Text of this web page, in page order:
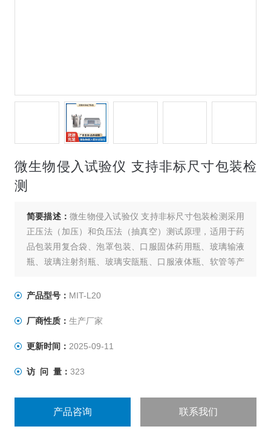
微生物侵入试验仪 支持非标尺寸包装检
测
简要描述：微生物侵入试验仪 支持非标尺寸包装检测采用
正压法（加压）和负压法（抽真空）测试原理，适用于药
品包装用复合袋、泡罩包装、口服固体药用瓶、玻璃输液
瓶、玻璃注射剂瓶、玻璃安瓿瓶、口服液体瓶、软管等产
产品型号： MIT-L20
厂商性质： 生产厂家
更新时间： 2025-09-11
访 问 量： 323
产品咨询 联系我们